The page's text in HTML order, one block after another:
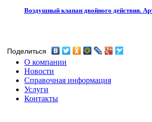
Воздушный клапан двойного действия.
Поделиться
О компании
Новости
Справочная информация
Услуги
Контакты